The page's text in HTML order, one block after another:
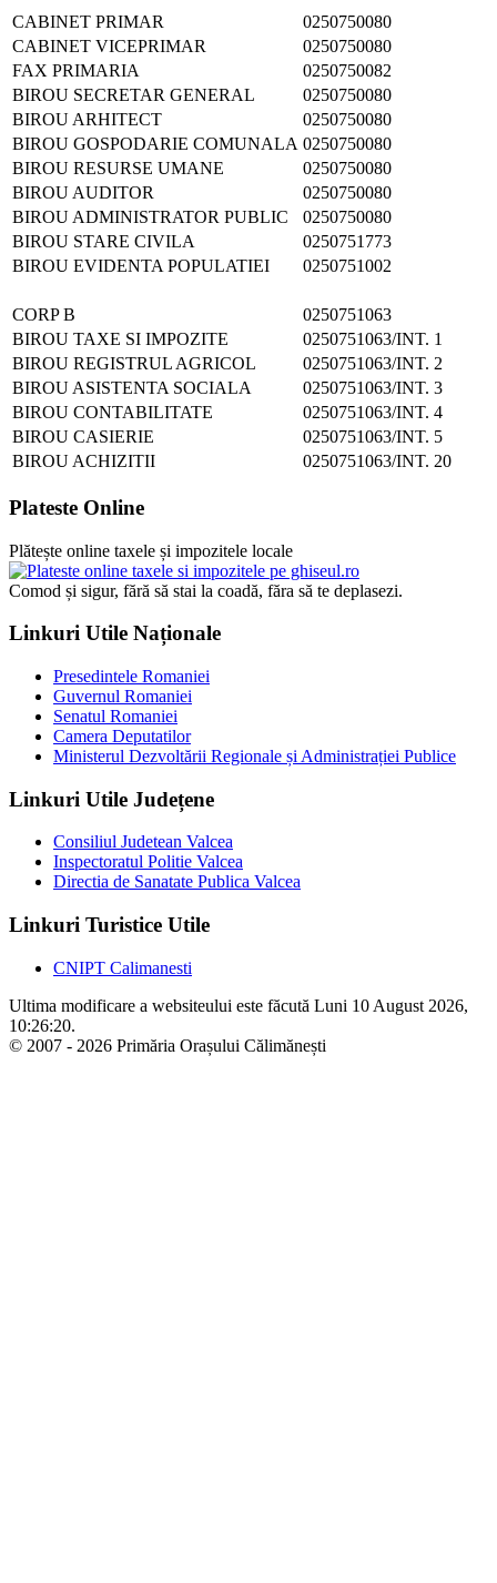
CABINET PRIMAR
0250750080
CABINET VICEPRIMAR
0250750080
FAX PRIMARIA
0250750082
BIROU SECRETAR GENERAL
0250750080
BIROU ARHITECT
0250750080
BIROU GOSPODARIE COMUNALA 0250750080
BIROU RESURSE UMANE
0250750080
BIROU AUDITOR
0250750080
BIROU ADMINISTRATOR PUBLIC
0250750080
BIROU STARE CIVILA
0250751773
BIROU EVIDENTA POPULATIEI
0250751002
CORP B
0250751063
BIROU TAXE SI IMPOZITE
0250751063/INT. 1
BIROU REGISTRUL AGRICOL
0250751063/INT. 2
BIROU ASISTENTA SOCIALA
0250751063/INT. 3
BIROU CONTABILITATE
0250751063/INT. 4
BIROU CASIERIE
0250751063/INT. 5
BIROU ACHIZITII
0250751063/INT. 20
Plateste Online
Plătește online taxele și impozitele locale
Comod și sigur, fără să stai la coadă, făra să te deplasezi.
Linkuri Utile Naționale
Presedintele Romaniei
Guvernul Romaniei
Senatul Romaniei
Camera Deputatilor
Ministerul Dezvoltării Regionale și Administrației Publice
Linkuri Utile Județene
Consiliul Judetean Valcea
Inspectoratul Politie Valcea
Directia de Sanatate Publica Valcea
Linkuri Turistice Utile
CNIPT Calimanesti
Ultima modificare a websiteului este făcută Luni 10 August 2026,
10:26:20.
© 2007 - 2026 Primăria Orașului Călimănești